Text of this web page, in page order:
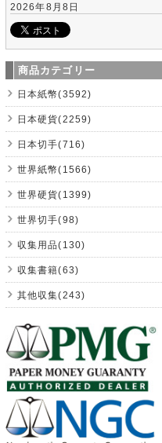
2026年8月8日
商品カテゴリー
日本紙幣(3592)
日本硬貨(2259)
日本切手(716)
世界紙幣(1566)
世界硬貨(1399)
世界切手(98)
収集用品(130)
収集書籍(63)
其他収集(243)